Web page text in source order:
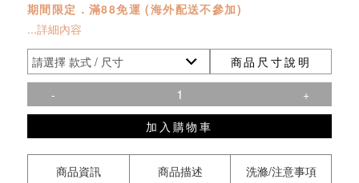
期間限定．滿88免運 (海外配送不參加)
...詳細內容
商品尺寸說明
-
+
加入購物車
商品資訊 商品描述 洗滌/注意事項